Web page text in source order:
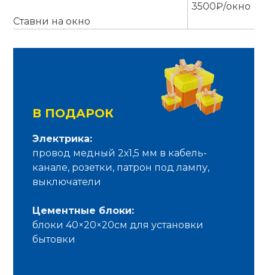
Ставни на окно
3500₽/окно
Электрика:
провод медный 2х1,5 мм в кабель-
канале, розетки, патрон под лампу,
выключатели
Цементные блоки:
блоки 40×20×20см для установки
бытовки
В ПОДАРОК